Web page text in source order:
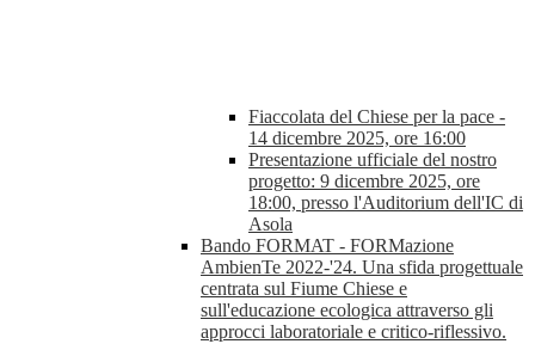
Fiaccolata del Chiese per la pace -
14 dicembre 2025, ore 16:00
Presentazione ufficiale del nostro
progetto: 9 dicembre 2025, ore
18:00, presso l'Auditorium dell'IC di
Asola
Bando FORMAT - FORMazione
AmbienTe 2022-'24. Una sfida progettuale
centrata sul Fiume Chiese e
sull'educazione ecologica attraverso gli
approcci laboratoriale e critico-riflessivo.